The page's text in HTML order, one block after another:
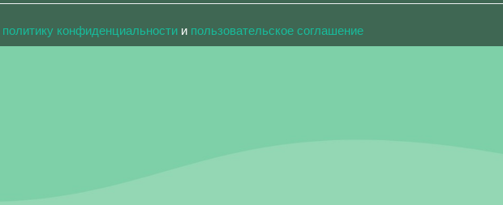
политику конфиденциальности и пользовательское соглашение